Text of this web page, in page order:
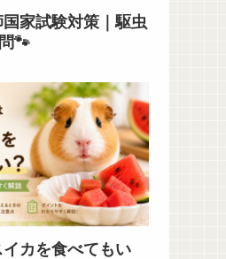
家試験対策｜駆虫
🐾
カを食べてもい